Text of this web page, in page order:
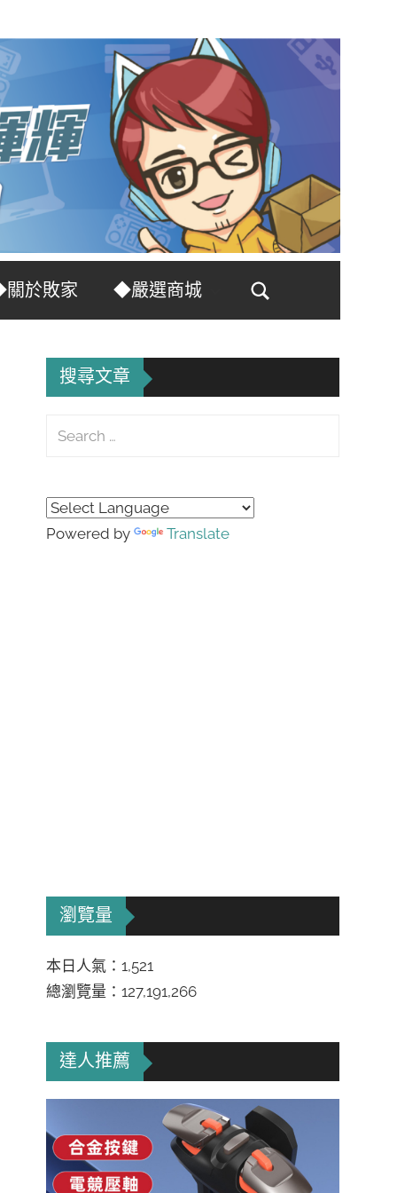
於敗家
◆嚴選商城
Search
搜尋文章
Search
Powered by Translate
瀏覽量
本日人氣：1,521
總瀏覽量：127,191,266
達人推薦